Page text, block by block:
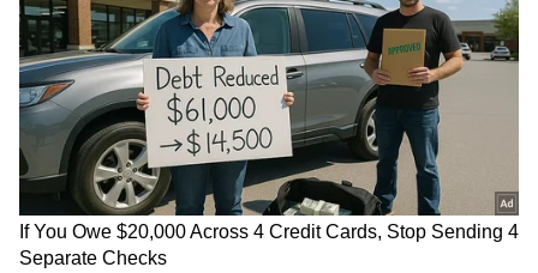
மகிழ்ச்சியும் கிடைக்கும். அலுவலகத்தில்
உங்கள் கடின உழைப்பிற்குப் பாராட்டு
கிடைப்பதுடன், புதிய வேலை வாய்ப்புகளும்
தேடி வரும். குடும்ப உறுப்பினர்களிடையே
ஒற்றுமை பலப்படும். உடல்
ஆரோக்கியத்தில் நல்ல முன்னேற்றம்
தெரிவதால், புத்துணர்ச்சியுடன்